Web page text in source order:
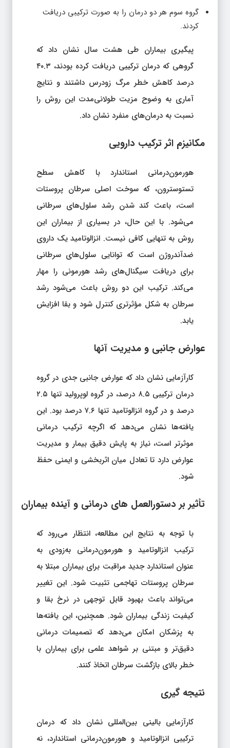
گروه سوم هر دو درمان را به صورت ترکیبی دریافت
کردند.
پیگیری بیماران طی هشت سال نشان داد که
گروهی که درمان ترکیبی دریافت کرده بودند، ۴۰.۳
درصد کاهش خطر مرگ زودرس داشتند و نتایج
آماری به وضوح مزیت طولانی‌مدت این روش را
نسبت به درمان‌های منفرد نشان داد.
مکانیزم اثر ترکیب دارویی
هورمون‌درمانی استاندارد با کاهش سطح
تستوسترون، که سوخت اصلی سرطان پروستات
است، باعث کند شدن رشد سلول‌های سرطانی
می‌شود. با این حال، در بسیاری از بیماران این
روش به تنهایی کافی نیست. انزالوتامید یک داروی
ضدآندروژن است که توانایی سلول‌های سرطانی
برای دریافت سیگنال‌های رشد هورمونی را مهار
می‌کند. ترکیب این دو روش باعث می‌شود رشد
سرطان به شکل مؤثرتری کنترل شود و بقا افزایش
یابد.
عوارض جانبی و مدیریت آنها
کارآزمایی نشان داد که عوارض جانبی جدی در گروه
درمان ترکیبی ۸.۵ درصد، در گروه لوپرولید تنها ۲.۵
درصد و در گروه انزالوتامید تنها ۷.۶ درصد بود. این
یافته‌ها نشان می‌دهد که اگرچه ترکیب درمانی
موثرتر است، نیاز به پایش دقیق بیمار و مدیریت
عوارض دارد تا تعادل میان اثربخشی و ایمنی حفظ
شود.
تأثیر بر دستورالعمل‌ های درمانی و آینده بیماران
با توجه به نتایج این مطالعه، انتظار می‌رود که
ترکیب انزالوتامید و هورمون‌درمانی به‌زودی به
عنوان استاندارد جدید مراقبت برای بیماران مبتلا به
سرطان پروستات تهاجمی تثبیت شود. این تغییر
می‌تواند باعث بهبود قابل توجهی در نرخ بقا و
کیفیت زندگی بیماران شود. همچنین، این یافته‌ها
به پزشکان امکان می‌دهد که تصمیمات درمانی
دقیق‌تر و مبتنی بر شواهد علمی برای بیماران با
خطر بالای بازگشت سرطان اتخاذ کنند.
نتیجه‌ گیری
کارآزمایی بالینی بین‌المللی نشان داد که درمان
ترکیبی انزالوتامید و هورمون‌درمانی استاندارد، نه